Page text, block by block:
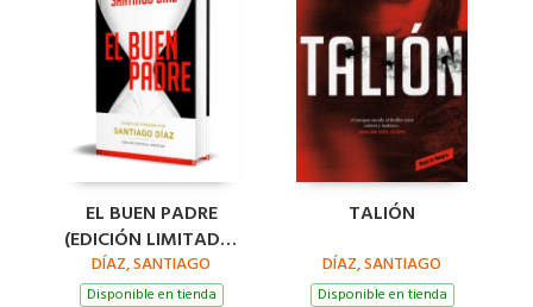
EL BUEN PADRE
(EDICIÓN LIMITADA)
(INDIRA RAMOS 1)
DÍAZ, SANTIAGO
Disponible en tienda
TALIÓN
DÍAZ, SANTIAGO
Disponible en tienda